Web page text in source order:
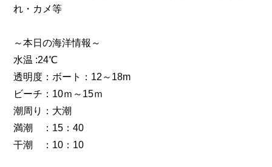
れ・カメ等
～本日の海洋情報～
水温 :24℃
透明度：ボート：12～18m
ビーチ：10ｍ～15ｍ
潮周り：大潮
満潮 ：15：40
干潮 ：10：10